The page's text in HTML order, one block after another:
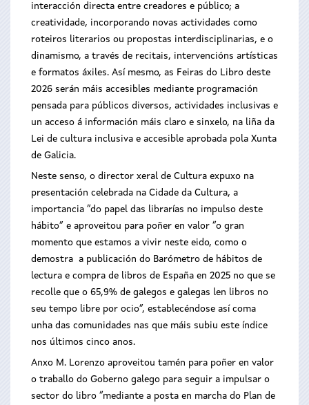
interacción directa entre creadores e público; a
creatividade, incorporando novas actividades como
roteiros literarios ou propostas interdisciplinarias, e o
dinamismo, a través de recitais, intervencións artísticas
e formatos áxiles. Así mesmo, as Feiras do Libro deste
2026 serán máis accesibles mediante programación
pensada para públicos diversos, actividades inclusivas e
un acceso á información máis claro e sinxelo, na liña da
Lei de cultura inclusiva e accesible aprobada pola Xunta
de Galicia.
Neste senso, o director xeral de Cultura expuxo na
presentación celebrada na Cidade da Cultura, a
importancia “do papel das librarías no impulso deste
hábito” e aproveitou para poñer en valor “o gran
momento que estamos a vivir neste eido, como o
demostra a publicación do Barómetro de hábitos de
lectura e compra de libros de España en 2025 no que se
recolle que o 65,9% de galegos e galegas len libros no
seu tempo libre por ocio”, establecéndose así coma
unha das comunidades nas que máis subiu este índice
nos últimos cinco anos.
Anxo M. Lorenzo aproveitou tamén para poñer en valor
o traballo do Goberno galego para seguir a impulsar o
sector do libro “mediante a posta en marcha do Plan de